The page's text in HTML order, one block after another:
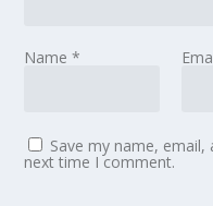
Name*
Save my name,
next time I comment.